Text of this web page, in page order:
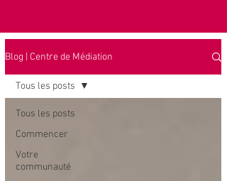
Blog | Centre de Médiation
Tous les posts
Commencer
Votre
communauté
Tous les posts